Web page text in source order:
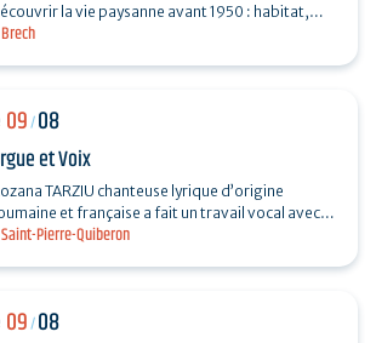
la vie paysanne avant 1950 : habitat,
paysage, savoir-faire… et enrichir…
Pierre-Quiberon
09/08
et Voix
TARZIU chanteuse lyrique d’origine
et française a fait un travail vocal avec
chanteurs lyriques : Octavian Naghiu,
09/08